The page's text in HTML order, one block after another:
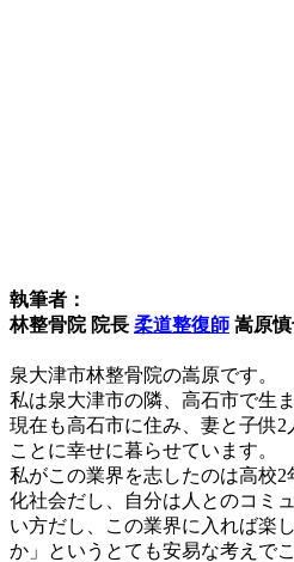
執筆者：
林整骨院 院長 柔道整復師 嵩原慎
泉大津市林整骨院の嵩原です。
私は泉大津市の隣、高石市で生
現在も高石市に住み、妻と子供
ことに幸せに暮らせています。
私がこの業界を志したのは高校
化社会だし、自分は人とのコミ
い方だし、この業界に入れば楽
か」というとても安易な考えで